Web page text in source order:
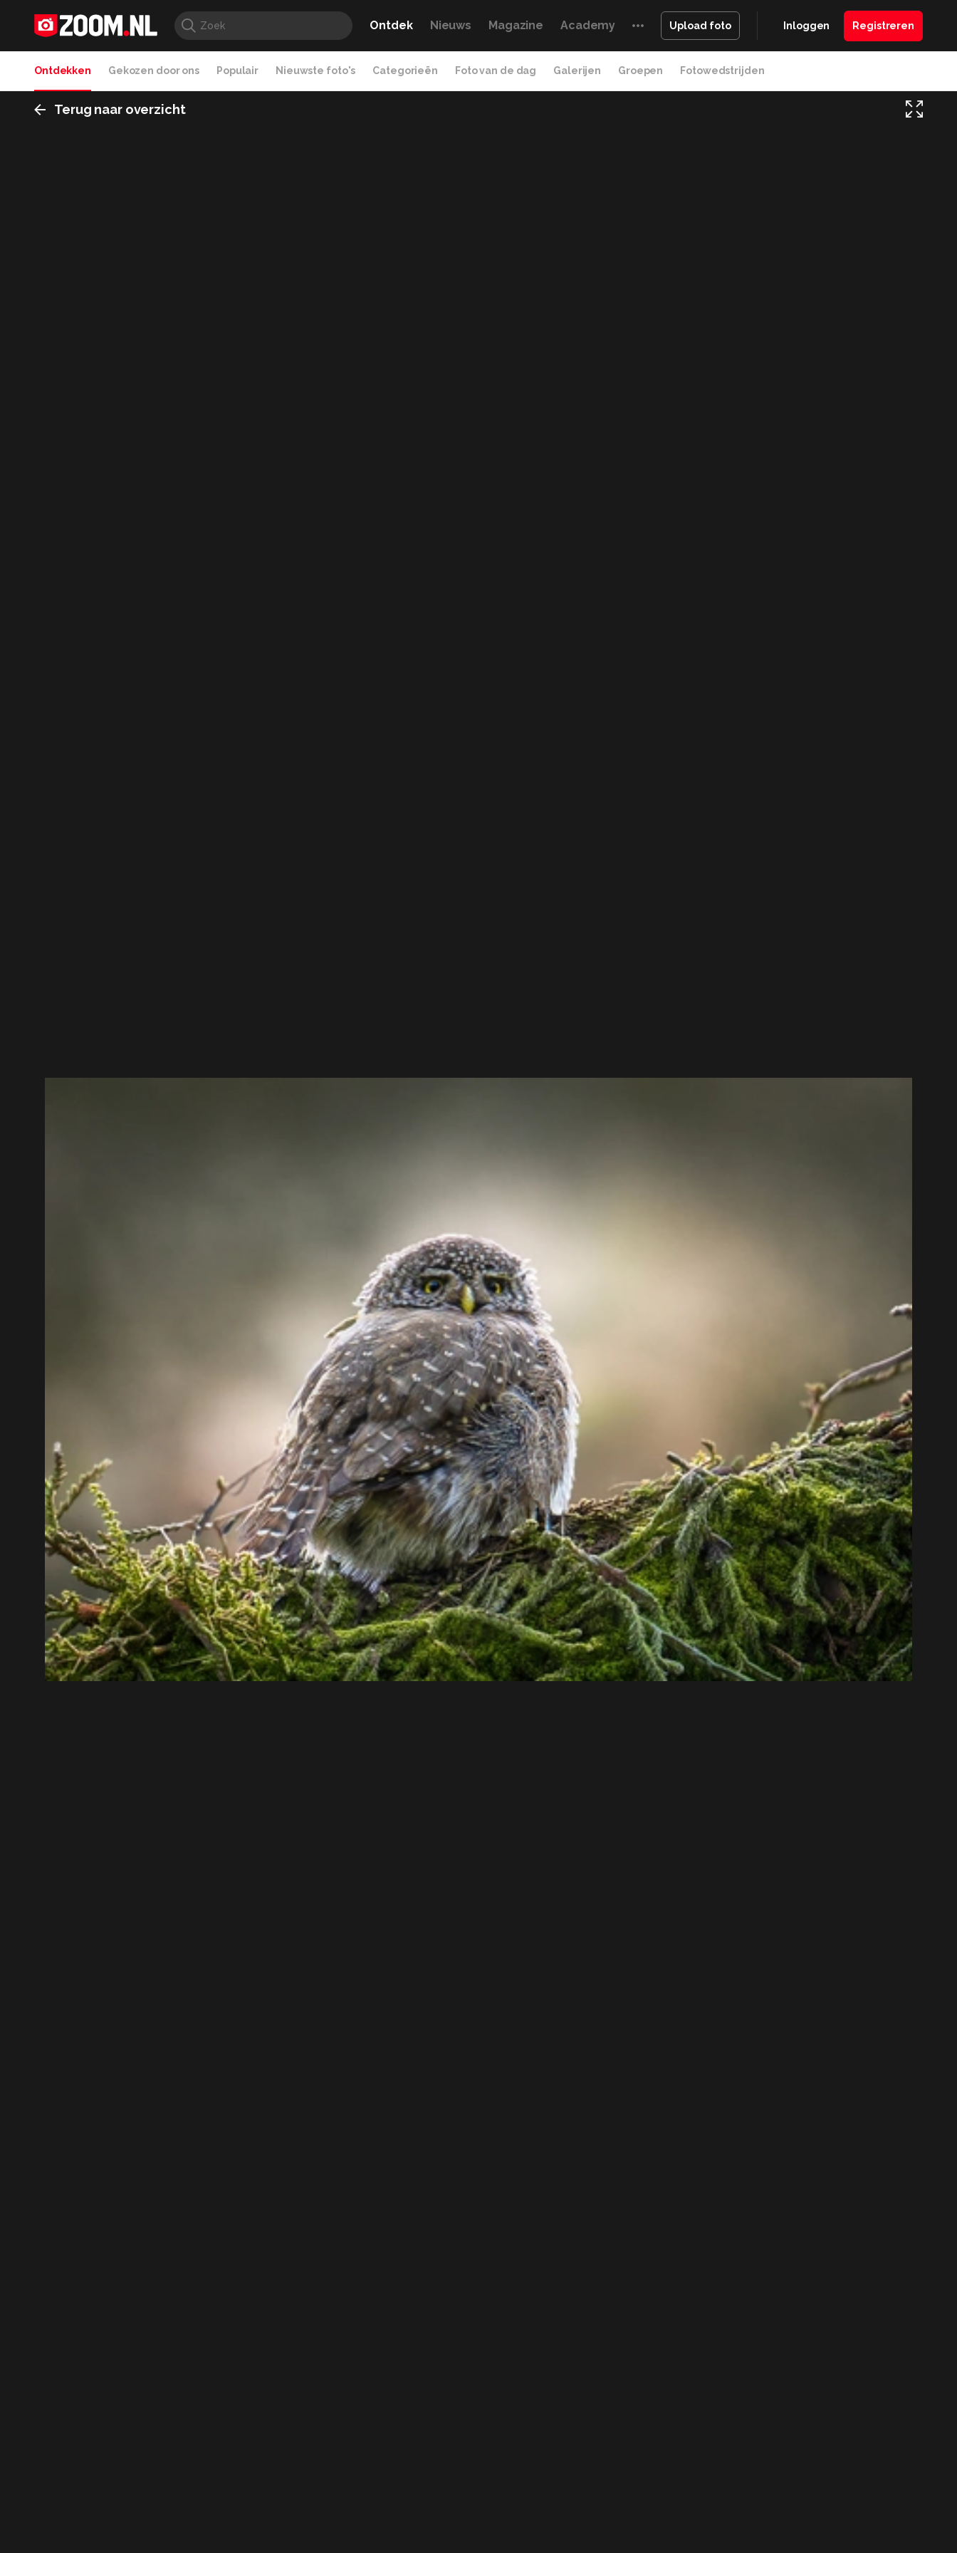
Ontdek Nieuws Magazine Academy Upload foto Inloggen Registreren
Ontdekken Gekozen door ons Populair Nieuwste foto's Categorieën Foto van de dag Galerijen Groepen Fotowedstrijden
Terug naar overzicht